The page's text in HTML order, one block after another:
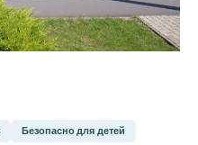
Безопасно для детей